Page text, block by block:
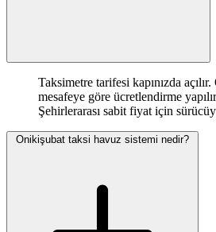
Taksimetre tarifesi kapınızda
mesafeye göre ücretlendirme
Şehirlerarası sabit fiyat için
Onikişubat taksi havuz sistemi nedir?